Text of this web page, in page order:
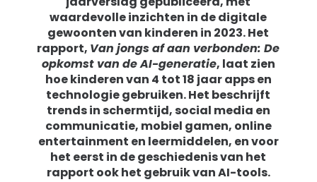
Inloggen Registreren
waardevolle inzichten in de digitale
gewoonten van kinderen in 2023. Het
rapport, Van jongs af aan verbonden: De
opkomst van de AI-generatie, laat zien
hoe kinderen van 4 tot 18 jaar apps en
technologie gebruiken. Het beschrijft
trends in schermtijd, social media en
communicatie, mobiel gamen, online
entertainment en leermiddelen, en voor
het eerst in de geschiedenis van het
rapport ook het gebruik van AI-tools.